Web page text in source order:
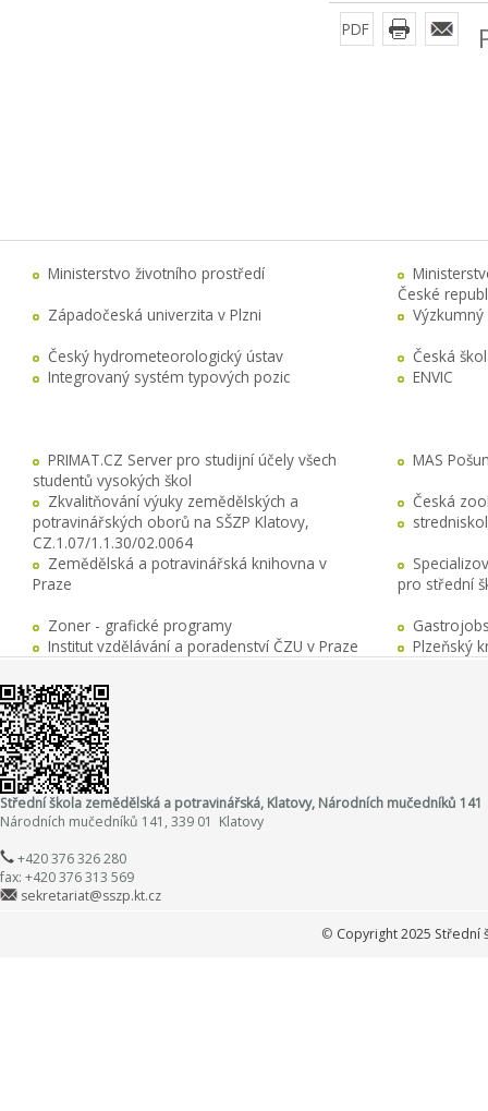
PDF
Ministerstvo životního prostředí
České
Západočeská univerzita v Plzni
Český hydrometeorologický ústav
Česká
Integrovaný systém typových pozic
ENVIC
PRIMAT.CZ Server pro studijní účely všech
studentů vysokých škol
MAS
Zkvalitňování výuky zemědělských a
potravinářských oborů na SŠZP Klatovy,
CZ.1.07/1.1.30/02.0064
Česká
Zemědělská a potravinářská knihovna v
Praze
pro střední
Zoner - grafické programy
Institut vzdělávání a poradenství ČZU v Praze
Plzeňský
Střední škola zemědělská a potravinářská, Klatovy, Národních mučedníků 141
Národních mučedníků 141, 339 01 Klatovy
+420 376 326 280
fax: +420 376 313 569
sekretariat@sszp.kt.cz
© Copyright 2025 Střední